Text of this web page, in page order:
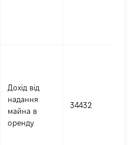
Дохід від
надання
майна в
оренду
34432